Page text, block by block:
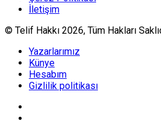
İletişim
© Telif Hakkı 2026, Tüm Hakları
Yazarlarımız
Künye
Hesabım
Gizlilik politikası